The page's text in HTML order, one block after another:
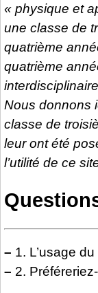
« physique et
une classe de
quatrième
quatrième
Nous donnons
classe de
leur ont été
l’utilité de ce
– 1. L’usage
– 2.